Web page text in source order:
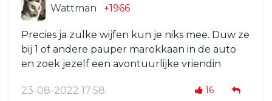
Wattman +1966
Precies ja zulke wijfen kun je niks mee. Duw ze
bij 1 of andere pauper marokkaan in de auto
en zoek jezelf een avontuurlijke vriendin
23-08-2022 17:58 16